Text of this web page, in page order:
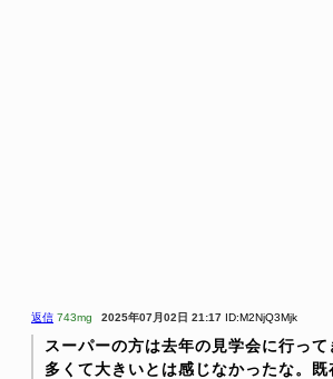
返信 743mg 2025年07月02日 21:17 ID:M2NjQ3Mjk
スーパーの方は去年の見学会に行っ
多くて大きいとは感じなかったな。